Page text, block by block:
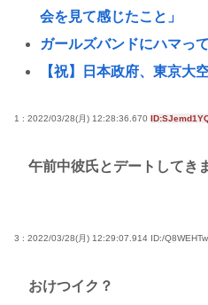
会を見て感じたこと」
ガールズバンドにハマっ
【祝】日本政府、東京大
空軍大将に勲一等旭日大綬
日本人、もう熊本震災の
じような顔に見える人は異
1 : 2022/03/28(月) 12:28:36.670
午前中彼氏とデートしてき
3 : 2022/03/28(月) 12:29:07.914 ID:/
おけつイク？